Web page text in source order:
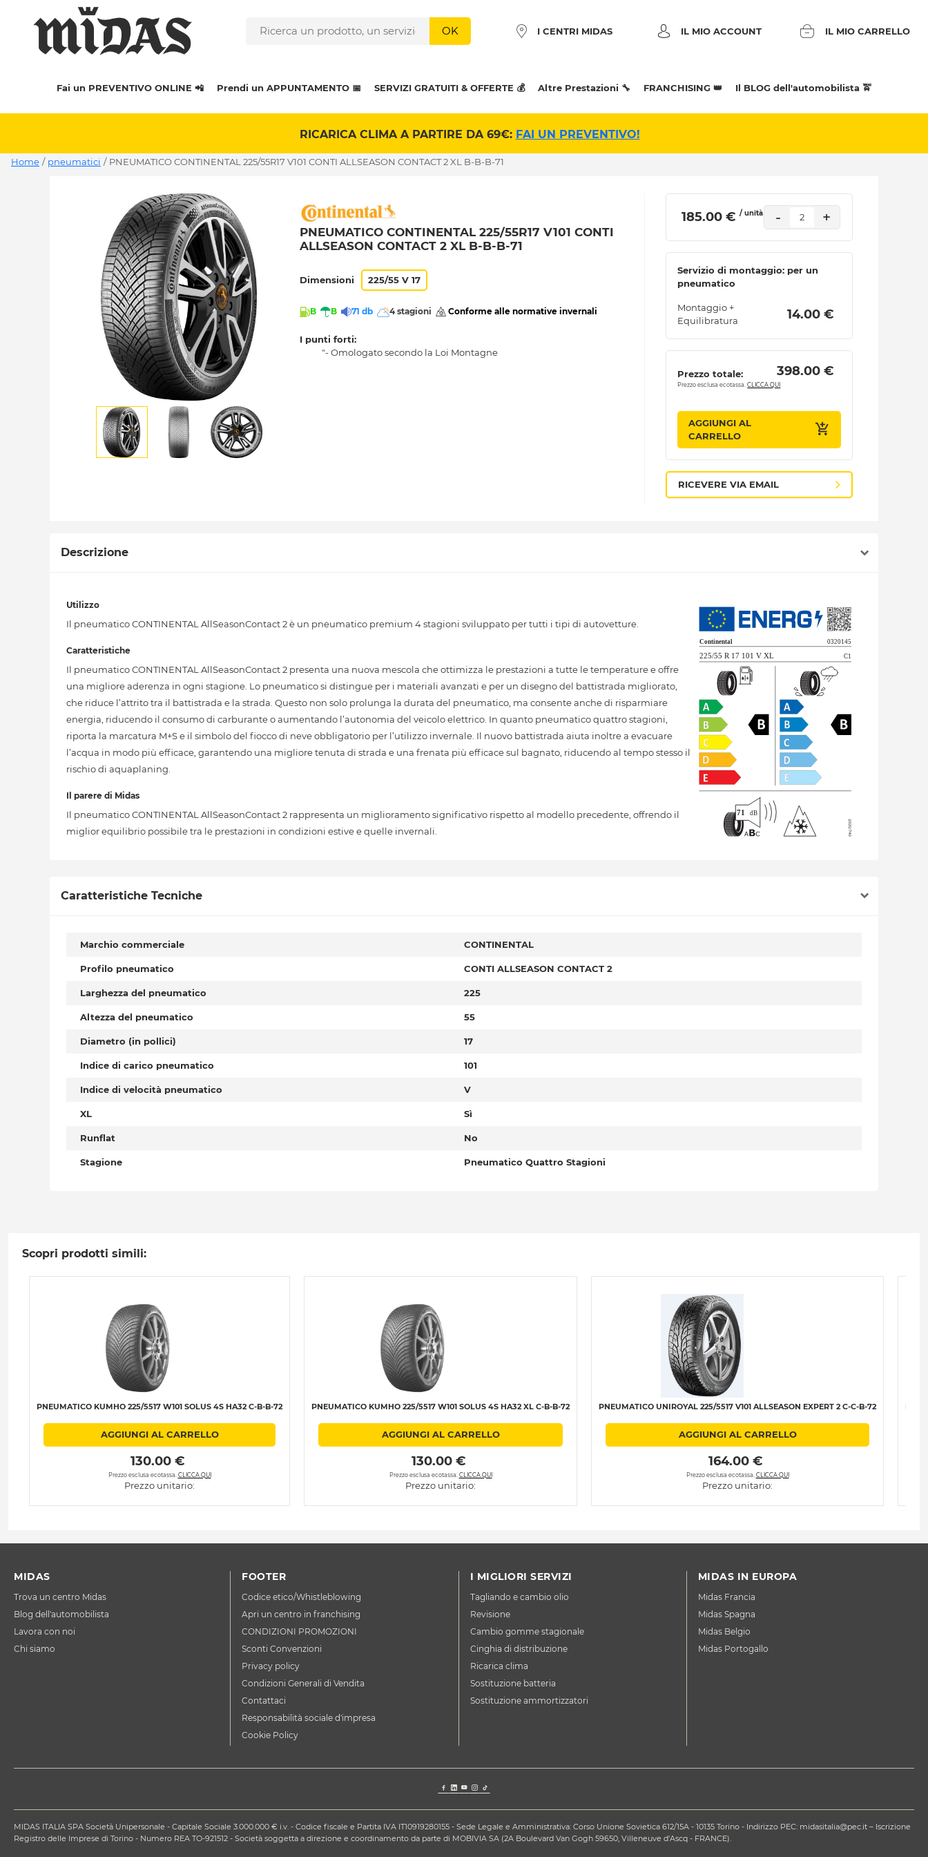
OK I CENTRI MIDAS IL MIO ACCOUNT IL MIO CARRELLO
Fai un PREVENTIVO ONLINE 📲 Prendi un APPUNTAMENTO 📅 SERVIZI GRATUITI & OFFERTE 💰 Altre Prestazioni 🔧 FRANCHISING 👑 Il BLOG dell'automobilista 🚖
RICARICA CLIMA A PARTIRE DA 69€: FAI UN PREVENTIVO!
Home / pneumatici / PNEUMATICO CONTINENTAL 225/55R17 V101 CONTI ALLSEASON CONTACT 2 XL B-B-B-71
PNEUMATICO CONTINENTAL 225/55R17 V101 CONTI
ALLSEASON CONTACT 2 XL B-B-B-71
Dimensioni 225/55 V 17
B B 71 db 4 stagioni Conforme alle normative invernali
I punti forti:
"- Omologato secondo la Loi Montagne
185.00 € / unità - 2 +
Servizio di montaggio: per un
pneumatico
Montaggio +
Equilibratura
14.00 €
Prezzo totale: 398.00 €
Prezzo esclusa ecotassa.CLICCA QUI
AGGIUNGI AL
CARRELLO
RICEVERE VIA EMAIL
Descrizione
Utilizzo
Il pneumatico CONTINENTAL AllSeasonContact 2 è un pneumatico premium 4 stagioni sviluppato per tutti i tipi di autovetture.
Caratteristiche
Il pneumatico CONTINENTAL AllSeasonContact 2 presenta una nuova mescola che ottimizza le prestazioni a tutte le temperature e offre
una migliore aderenza in ogni stagione. Lo pneumatico si distingue per i materiali avanzati e per un disegno del battistrada migliorato,
che riduce l’attrito tra il battistrada e la strada. Questo non solo prolunga la durata del pneumatico, ma consente anche di risparmiare
energia, riducendo il consumo di carburante o aumentando l’autonomia del veicolo elettrico. In quanto pneumatico quattro stagioni,
riporta la marcatura M+S e il simbolo del fiocco di neve obbligatorio per l’utilizzo invernale. Il nuovo battistrada aiuta inoltre a evacuare
l’acqua in modo più efficace, garantendo una migliore tenuta di strada e una frenata più efficace sul bagnato, riducendo al tempo stesso il
rischio di aquaplaning.
Il parere di Midas
Il pneumatico CONTINENTAL AllSeasonContact 2 rappresenta un miglioramento significativo rispetto al modello precedente, offrendo il
miglior equilibrio possibile tra le prestazioni in condizioni estive e quelle invernali.
Caratteristiche Tecniche
Marchio commerciale CONTINENTAL
Profilo pneumatico CONTI ALLSEASON CONTACT 2
Larghezza del pneumatico 225
Altezza del pneumatico 55
Diametro (in pollici) 17
Indice di carico pneumatico 101
Indice di velocità pneumatico V
XL Sì
Runflat No
Stagione Pneumatico Quattro Stagioni
Scopri prodotti simili:
PNEUMATICO KUMHO 225/5517 W101 SOLUS 4S HA32 C-B-B-72
AGGIUNGI AL CARRELLO
130.00 €
Prezzo esclusa ecotassa. CLICCA QUI
Prezzo unitario:
PNEUMATICO KUMHO 225/5517 W101 SOLUS 4S HA32 XL C-B-B-72
AGGIUNGI AL CARRELLO
130.00 €
Prezzo esclusa ecotassa. CLICCA QUI
Prezzo unitario:
PNEUMATICO UNIROYAL 225/5517 V101 ALLSEASON EXPERT 2 C-C-B-72
AGGIUNGI AL CARRELLO
164.00 €
Prezzo esclusa ecotassa. CLICCA QUI
Prezzo unitario:
MIDAS
Trova un centro Midas
Blog dell'automobilista
Lavora con noi
Chi siamo
FOOTER
Codice etico/Whistleblowing
Apri un centro in franchising
CONDIZIONI PROMOZIONI
Sconti Convenzioni
Privacy policy
Condizioni Generali di Vendita
Contattaci
Responsabilità sociale d'impresa
Cookie Policy
I MIGLIORI SERVIZI
Tagliando e cambio olio
Revisione
Cambio gomme stagionale
Cinghia di distribuzione
Ricarica clima
Sostituzione batteria
Sostituzione ammortizzatori
MIDAS IN EUROPA
Midas Francia
Midas Spagna
Midas Belgio
Midas Portogallo
MIDAS ITALIA SPA Società Unipersonale - Capitale Sociale 3.000.000 € i.v. - Codice fiscale e Partita IVA IT10919280155 - Sede Legale e Amministrativa: Corso Unione Sovietica 612/15A - 10135 Torino - Indirizzo PEC: midasitalia@pec.it – Iscrizione
Registro delle Imprese di Torino - Numero REA TO-921512 - Società soggetta a direzione e coordinamento da parte di MOBIVIA SA (2A Boulevard Van Gogh 59650, Villeneuve d'Ascq - FRANCE).